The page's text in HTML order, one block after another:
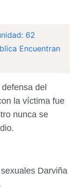
62
Encuentran
del
la víctima fue
nunca se
Darviña